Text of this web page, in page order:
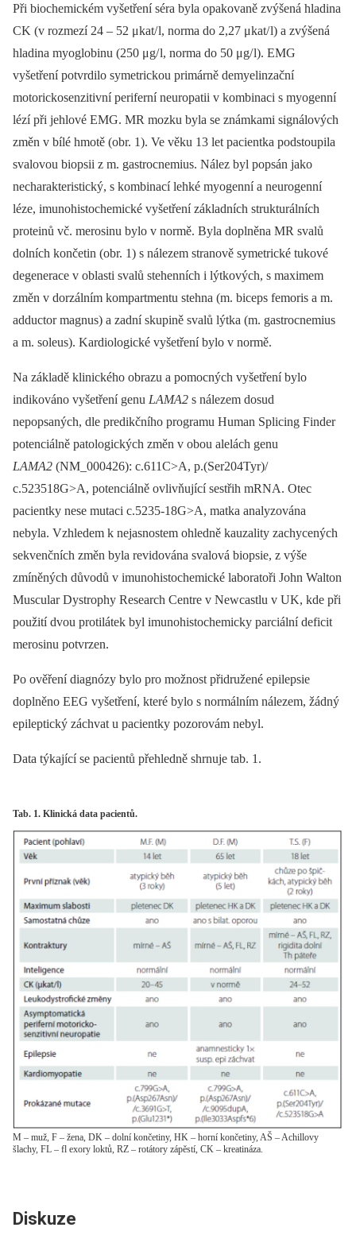
Při biochemickém vyšetření séra byla opakovaně zvýšená hladina
CK (v rozmezí 24 –⁠ 52 μkat/ l, norma do 2,27 μkat/ l) a zvýšená
hladina myoglobinu (250 μg/ l, norma do 50 μg/ l). EMG
vyšetření potvrdilo symetrickou primárně demyelinzační
motorickosenzitivní periferní neuropatii v kombinaci s myogenní
lézí při jehlové EMG. MR mozku byla se známkami signálových
změn v bílé hmotě (obr. 1). Ve věku 13 let pa­cientka podstoupila
svalovou biopsii z m. gastrocnemius. Nález byl popsán jako
necharakteristický, s kombinací lehké myogenní a neurogenní
léze, imunohistochemické vyšetření základních strukturálních
proteinů vč. merosinu bylo v normě. Byla doplněna MR svalů
dolních končetin (obr. 1) s nálezem stranově symetrické tukové
degenerace v oblasti svalů stehenních i lýtkových, s maximem
změn v dorzálním kompartmentu stehna (m. biceps femoris a m.
adductor magnus) a zadní skupině svalů lýtka (m. gastrocnemius
a m. soleus). Kardiologické vyšetření bylo v normě.
Na základě klinického obrazu a pomocných vyšetření bylo
indikováno vyšetření genu LAMA2 s nálezem dosud
nepopsaných, dle predikčního programu Human Splicing Finder
potenciálně patologických změn v obou alelách genu
LAMA2 (NM_000426): c.611C>A, p.(Ser204Tyr)/
c.523518G>A, potenciálně ovlivňující sestřih mRNA. Otec
pacientky nese mutaci c.5235-18G>A, matka analyzována
nebyla. Vzhledem k nejasnostem ohledně kauzality zachycených
sekvenčních změn byla revidována svalová biopsie, z výše
zmíněných důvodů v imunohistochemické laboratoři John Walton
Muscular Dystrophy Research Centre v Newcastlu v UK, kde při
použití dvou protilátek byl imunohistochemicky parciální deficit
merosinu potvrzen.
Po ověření diagnózy bylo pro možnost přidružené epilepsie
doplněno EEG vyšetření, které bylo s normálním nálezem, žádný
epileptický záchvat u pacientky pozorovám nebyl.
Data týkající se pacientů přehledně shrnuje tab. 1.
Tab. 1. Klinická data pacientů.
M – muž, F – žena, DK – dolní končetiny, HK – horní končetiny, AŠ – Achillovy
šlachy, FL – fl exory loktů, RZ – rotátory zápěstí, CK – kreatináza.
Diskuze